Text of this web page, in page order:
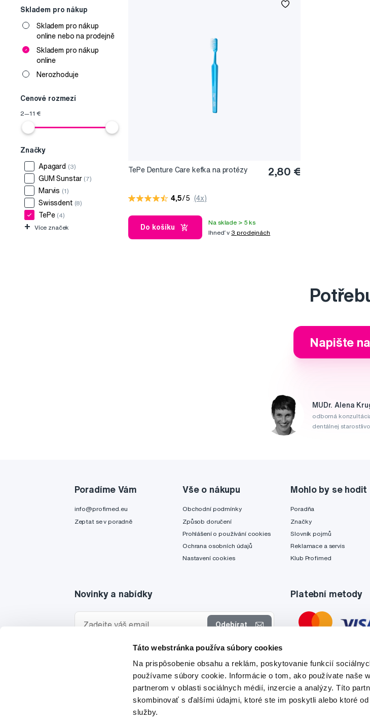
Táto webstránka používa súbory cookies
Na prispôsobenie obsahu a reklám, poskytovanie funkcií
používame súbory cookie. Informácie o tom, ako používate naše
partnerom v oblasti sociálnych médií, inzercie a analýzy. Títo
skombinovať s ďalšími údajmi, ktoré ste im poskytli alebo ktoré
služby.
Skladem pro nákup
Skladem pro nákup
online nebo na prodejně
Skladem pro nákup
online
Nerozhoduje
Cenové rozmezí
2—11 €
Značky
Apagard (3)
GUM Sunstar (7)
Marvis (1)
Swissdent (8)
TePe (4)
+ Více značek
TePe Denture Care kefka na protézy 2,80 €
4,5/5 (4x)
Do košíku
Na sklade > 5 ks
Ihneď v 3 prodejnách
Napište
MUDr. Alena
odborná
dentálnej
Poradíme Vám
info@profimed.eu
Zeptat se v poradně
Vše o nákupu
Obchodní podmínky
Způsob doručení
Prohlášení o používání cookies
Ochrana osobních údajů
Nastavení cookies
Mohlo by se hodit
Poradňa
Značky
Slovník pojmů
Reklamace a servis
Klub Profimed
Novinky a nabídky
Odebírat
zpracováním osobních údajůpro tyto účely.
Platební metody